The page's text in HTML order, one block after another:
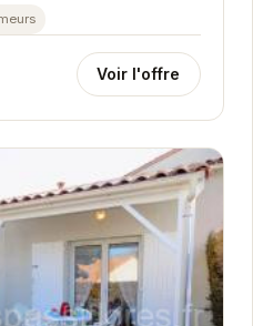
de la proximité
Voir l'offre